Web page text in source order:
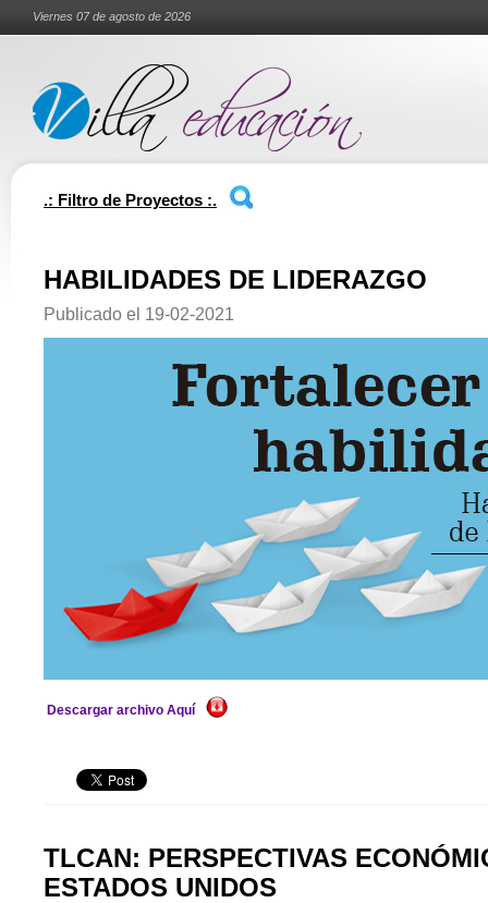
Viernes 07 de agosto de 2026
.: Filtro de Proyectos :.
HABILIDADES DE LIDERAZGO
Publicado el 19-02-2021
Descargar archivo Aquí
TLCAN: PERSPECTIVAS
ESTADOS UNIDOS